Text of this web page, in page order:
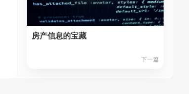
房产信息的宝藏
下一篇